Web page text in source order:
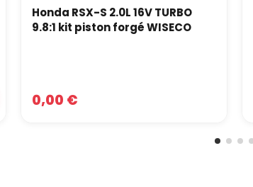
Honda RSX-S 2.0L 16V TURBO
9.8:1 kit piston forgé WISECO
0,00 €